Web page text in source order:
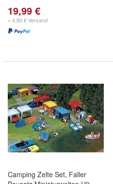
19,99 €
+ 4,90 € Versand
Camping Zelte Set, Faller